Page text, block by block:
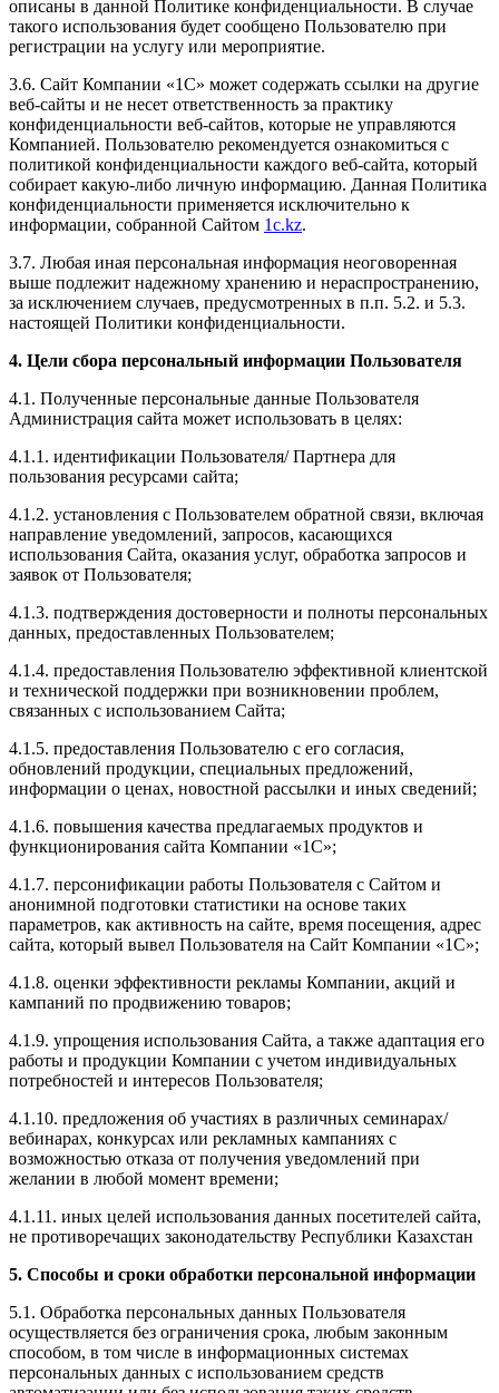
описаны в данной Политике конфиденциальности. В случае
такого использования будет сообщено Пользователю при
регистрации на услугу или мероприятие.
3.6. Сайт Компании «1С» может содержать ссылки на другие
веб-сайты и не несет ответственность за практику
конфиденциальности веб-сайтов, которые не управляются
Компанией. Пользователю рекомендуется ознакомиться с
политикой конфиденциальности каждого веб-сайта, который
собирает какую-либо личную информацию. Данная Политика
конфиденциальности применяется исключительно к
информации, собранной Сайтом 1c.kz.
3.7. Любая иная персональная информация неоговоренная
выше подлежит надежному хранению и нераспространению,
за исключением случаев, предусмотренных в п.п. 5.2. и 5.3.
настоящей Политики конфиденциальности.
4. Цели сбора персональный информации Пользователя
4.1. Полученные персональные данные Пользователя
Администрация сайта может использовать в целях:
4.1.1. идентификации Пользователя/ Партнера для
пользования ресурсами сайта;
4.1.2. установления с Пользователем обратной связи, включая
направление уведомлений, запросов, касающихся
использования Сайта, оказания услуг, обработка запросов и
заявок от Пользователя;
4.1.3. подтверждения достоверности и полноты персональных
данных, предоставленных Пользователем;
4.1.4. предоставления Пользователю эффективной клиентской
и технической поддержки при возникновении проблем,
связанных с использованием Сайта;
4.1.5. предоставления Пользователю с его согласия,
обновлений продукции, специальных предложений,
информации о ценах, новостной рассылки и иных сведений;
4.1.6. повышения качества предлагаемых продуктов и
функционирования сайта Компании «1С»;
4.1.7. персонификации работы Пользователя с Сайтом и
анонимной подготовки статистики на основе таких
параметров, как активность на сайте, время посещения, адрес
сайта, который вывел Пользователя на Сайт Компании «1С»;
4.1.8. оценки эффективности рекламы Компании, акций и
кампаний по продвижению товаров;
4.1.9. упрощения использования Сайта, а также адаптация его
работы и продукции Компании с учетом индивидуальных
потребностей и интересов Пользователя;
4.1.10. предложения об участиях в различных семинарах/
вебинарах, конкурсах или рекламных кампаниях с
возможностью отказа от получения уведомлений при
желании в любой момент времени;
4.1.11. иных целей использования данных посетителей сайта,
не противоречащих законодательству Республики Казахстан
5. Способы и сроки обработки персональной информации
5.1. Обработка персональных данных Пользователя
осуществляется без ограничения срока, любым законным
способом, в том числе в информационных системах
персональных данных с использованием средств